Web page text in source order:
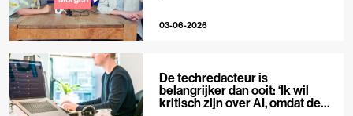
03-06-2026
De techredacteur is
belangrijker dan ooit: ‘Ik wil
kritisch zijn over AI, omdat de